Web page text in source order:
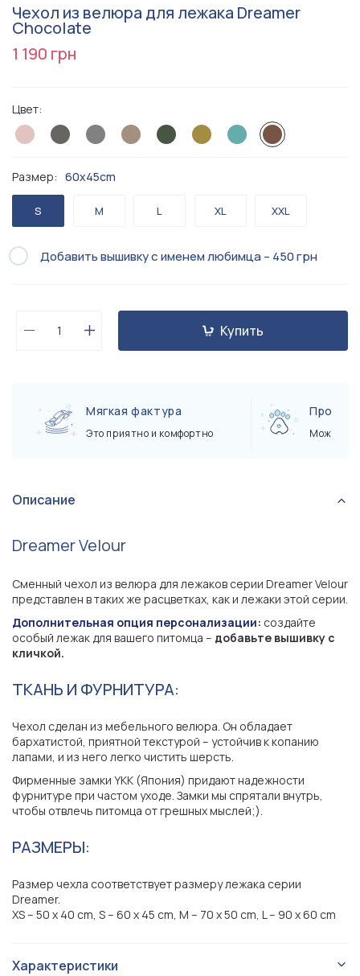
Чехол из велюра для лежака Dreamer
Chocolate
1 190 грн
Цвет:
Размер: 60x45cm
S M L XL XXL
Добавить вышивку с именем любимца – 450 грн
Купить
Мягкая фактура
Это приятно и комфортно Можно
Описание
Dreamer Velour
Сменный чехол из велюра для лежаков серии Dreamer Velour
представлен в таких же расцветках, как и лежаки этой серии.
Дополнительная опция персонализации: создайте
особый лежак для вашего питомца – добавьте вышивку с
кличкой.
ТКАНЬ И ФУРНИТУРА:
Чехол сделан из мебельного велюра. Он обладает
бархатистой, приятной текстурой – устойчив к копанию
лапами, и из него легко чистить шерсть.
Фирменные замки YKK (Япония) придают надежности
фурнитуре при частом уходе. Замки мы спрятали внутрь,
чтобы отвлечь питомца от грешных мыслей;).
РАЗМЕРЫ:
Размер чехла соответствует размеру лежака серии
Dreamer.
XS – 50 x 40 cm, S – 60 x 45 cm, M – 70 x 50 cm, L – 90 x 60 cm
Характеристики